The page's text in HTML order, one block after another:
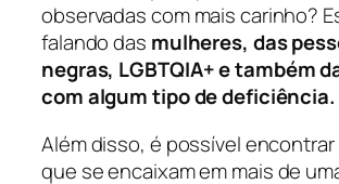
observadas com mais carinho?
falando das mulheres, das
negras, LGBTQIA+ e também
com algum tipo de deficiência.
Além disso, é possível
que se encaixam em mais de